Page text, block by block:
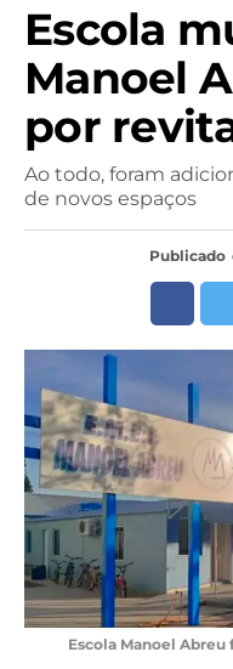
Escola
Manoel
por
Ao todo, foram
de novos espaços
Publicado
Escola Manoel